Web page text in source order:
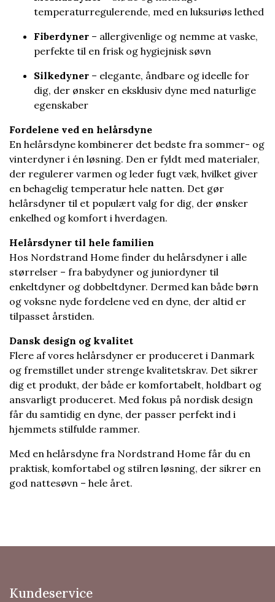
temperaturregulerende, med en luksuriøs lethed
Fiberdyner – allergivenlige og nemme at vaske,
perfekte til en frisk og hygiejnisk søvn
Silkedyner – elegante, åndbare og ideelle for
dig, der ønsker en eksklusiv dyne med naturlige
egenskaber
Fordelene ved en helårsdyne
En helårsdyne kombinerer det bedste fra sommer- og
vinterdyner i én løsning. Den er fyldt med materialer,
der regulerer varmen og leder fugt væk, hvilket giver
en behagelig temperatur hele natten. Det gør
helårsdyner til et populært valg for dig, der ønsker
enkelhed og komfort i hverdagen.
Helårsdyner til hele familien
Hos Nordstrand Home finder du helårsdyner i alle
størrelser – fra babydyner og juniordyner til
enkeltdyner og dobbeltdyner. Dermed kan både børn
og voksne nyde fordelene ved en dyne, der altid er
tilpasset årstiden.
Dansk design og kvalitet
Flere af vores helårsdyner er produceret i Danmark
og fremstillet under strenge kvalitetskrav. Det sikrer
dig et produkt, der både er komfortabelt, holdbart og
ansvarligt produceret. Med fokus på nordisk design
får du samtidig en dyne, der passer perfekt ind i
hjemmets stilfulde rammer.
Med en helårsdyne fra Nordstrand Home får du en
praktisk, komfortabel og stilren løsning, der sikrer en
god nattesøvn – hele året.
Kundeservice